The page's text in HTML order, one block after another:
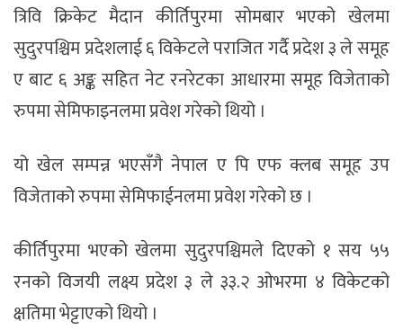
त्रिवि क्रिकेट मैदान कीर्तिपुरमा सोमबार भएको खेलमा
सुदुरपश्चिम प्रदेशलाई ६ विकेटले पराजित गर्दै प्रदेश ३ ले समूह
ए बाट ६ अङ्क सहित नेट रनरेटका आधारमा समूह विजेताको
रुपमा सेमिफाइनलमा प्रवेश गरेको थियो ।
यो खेल सम्पन्न भएसँगै नेपाल ए पि एफ क्लब समूह उप
विजेताको रुपमा सेमिफाईनलमा प्रवेश गरेको छ ।
कीर्तिपुरमा भएको खेलमा सुदुरपश्चिमले दिएको १ सय ५५
रनको विजयी लक्ष्य प्रदेश ३ ले ३३.२ ओभरमा ४ विकेटको
क्षतिमा भेट्टाएको थियो ।